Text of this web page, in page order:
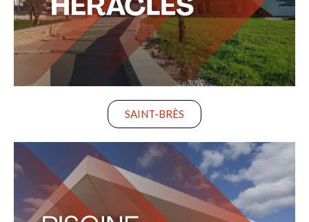
SAINT-BRÈS